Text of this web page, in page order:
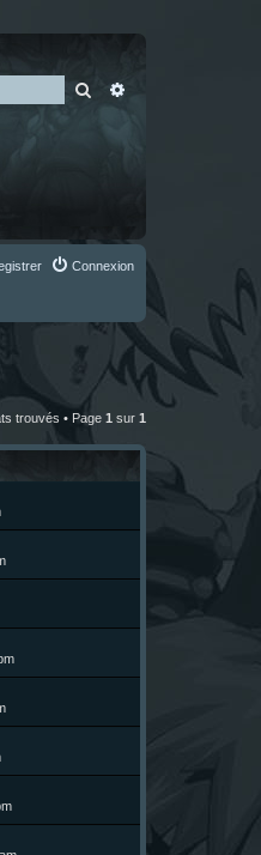
Rechercher
Connexion
trouvés • Page 1 sur 1